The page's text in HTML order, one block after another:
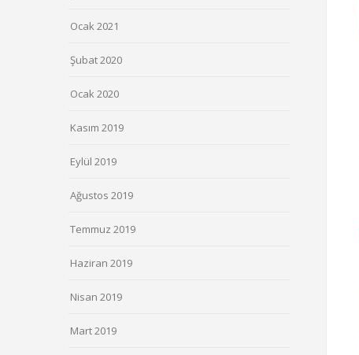
Ocak 2021
Şubat 2020
Ocak 2020
Kasım 2019
Eylül 2019
Ağustos 2019
Temmuz 2019
Haziran 2019
Nisan 2019
Mart 2019